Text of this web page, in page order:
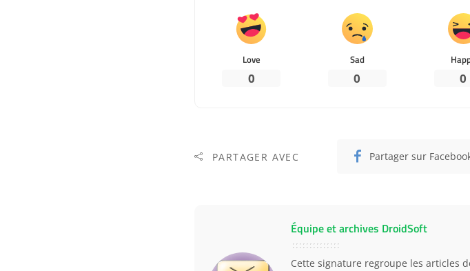
Love
0
Sad
0 0
PARTAGER AVEC Partager sur
Équipe et archives DroidSoft
Cette signature regroupe les articles